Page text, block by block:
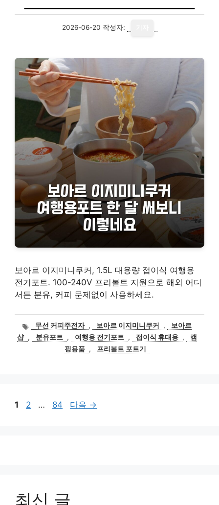
2026-06-20 작성자:
보아르 이지미니쿠커, 1.5L 대용량 접이식 여행용
전기포트. 100-240V 프리볼트 지원으로 해외 어디
서든 분유, 커피 문제없이 사용하세요.
태
그
무선 커피주전자 , 보아르 이지미니쿠커 ,
보아르
샵 , 분유포트 , 여행용 전기포트 , 접이식 휴대용 ,
캠
핑용품 , 프리볼트 포트기
페
1
페
2 …
페
84 다음 →
최신 글